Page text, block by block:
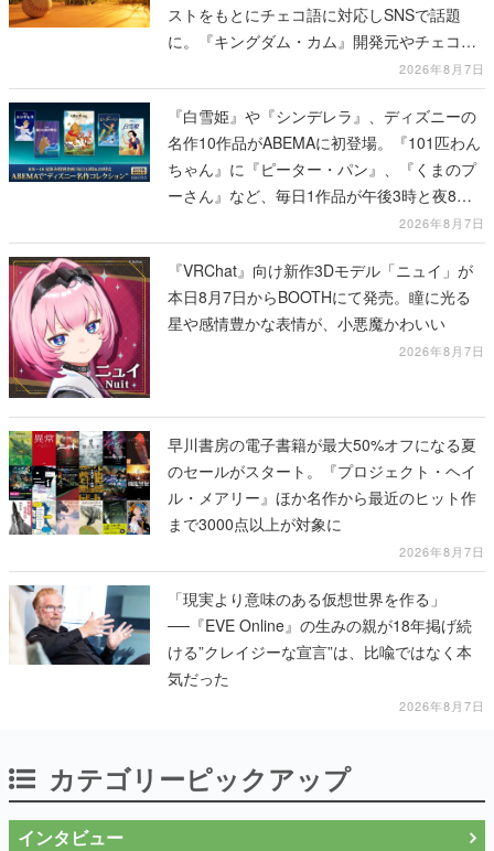
ストをもとにチェコ語に対応しSNSで話題
に。『キングダム・カム』開発元やチェコの
2026年8月7日
『白雪姫』や『シンデレラ』、ディズニーの
名作10作品がABEMAに初登場。『101匹わん
ちゃん』に『ピーター・パン』、『くまのプ
ーさん』など、毎日1作品が午後3時と夜8時
2026年8月7日
『VRChat』向け新作3Dモデル「ニュイ」が
本日8月7日からBOOTHにて発売。瞳に光る
星や感情豊かな表情が、小悪魔かわいい
2026年8月7日
早川書房の電子書籍が最大50%オフになる夏
のセールがスタート。『プロジェクト・ヘイ
ル・メアリー』ほか名作から最近のヒット作
まで3000点以上が対象に
2026年8月7日
「現実より意味のある仮想世界を作る」
──『EVE Online』の生みの親が18年掲げ続
ける”クレイジーな宣言”は、比喩ではなく本
気だった
2026年8月7日
カテゴリーピックアップ
インタビュー